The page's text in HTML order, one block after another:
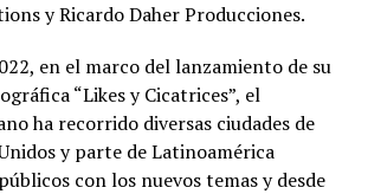
y Ricardo Daher Producciones.
en el marco del lanzamiento de su
“Likes y Cicatrices”, el
ha recorrido diversas ciudades de
y parte de Latinoamérica
con los nuevos temas y desde